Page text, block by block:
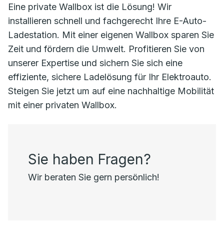
Eine private Wallbox ist die Lösung! Wir
installieren schnell und fachgerecht Ihre E-Auto-
Ladestation. Mit einer eigenen Wallbox sparen Sie
Zeit und fördern die Umwelt. Profitieren Sie von
unserer Expertise und sichern Sie sich eine
effiziente, sichere Ladelösung für Ihr Elektroauto.
Steigen Sie jetzt um auf eine nachhaltige Mobilität
mit einer privaten Wallbox.
Sie haben Fragen?
Wir beraten Sie gern persönlich!